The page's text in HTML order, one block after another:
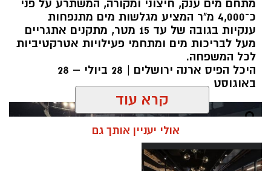
מתחם מים ענק, חיצוני ומקורה, המשתרע על פני
כ־4,000 מ"ר המציע מגלשות מים מתנפחות
ענקיות בגובה של עד 15 מטר, מתקנים אתגריים
מעל לבריכות מים ומתחמי פעילויות אטרקטיביות
לכל המשפחה.
היכל הפיס ארנה ירושלים | 28 ביולי – 28
באוגוסט
קרא עוד
אולי יעניין אותך גם